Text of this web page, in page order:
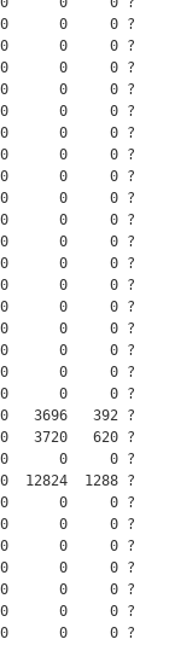
0     0 ?
0     0 ?
0     0 ?
0     0 ?
0     0 ?
0     0 ?
0     0 ?
0     0 ?
0     0 ?
0     0 ?
0     0 ?
0     0 ?
0     0 ?
0     0 ?
0     0 ?
0     0 ?
0     0 ?
0     0 ?
3696   392 ?
3720   620 ?
0     0 ?
12824  1288 ?
0     0 ?
0     0 ?
0     0 ?
0     0 ?
0     0 ?
0     0 ?
0     0 ?